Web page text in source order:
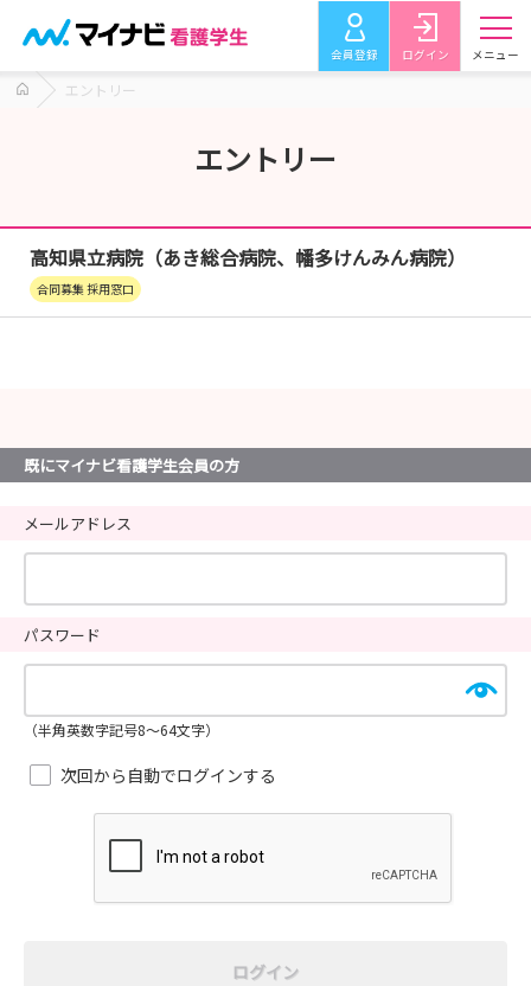
会員登録 ログイン メニュー
エントリー
エントリー
高知県立病院（あき総合病院、幡多けんみん病院）
合同募集 採用窓口
既にマイナビ看護学生会員の方
メールアドレス
パスワード
（半角英数字記号8～64文字）
次回から自動でログインする
ログイン